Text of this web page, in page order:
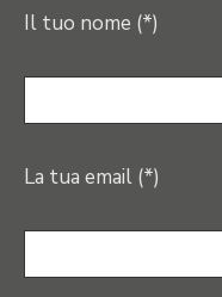
Il tuo nome (*)
La tua email (*)